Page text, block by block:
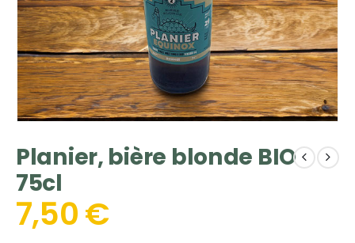
Planier, bière blonde BIO
75cl
7,50€